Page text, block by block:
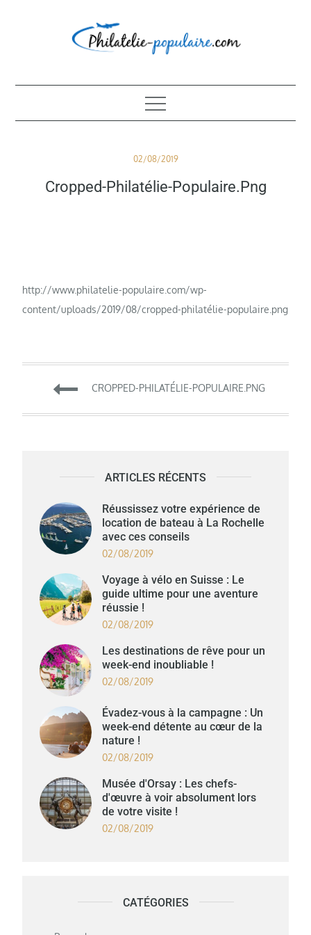
Philatélie populaire
Posted
02/08/2019
Cropped-Philatélie-Populaire.png
http://www.philatelie-populaire.com/wp-
content/uploads/2019/08/cropped-philatélie-populaire.png
Navigation
de
CROPPED-PHILATÉLIE-POPULAIRE.PNG
ARTICLES RÉCENTS
Réussissez votre expérience de
location de bateau à La Rochelle
avec ces conseils
02/08/2019
Voyage à vélo en Suisse : Le
guide ultime pour une aventure
réussie !
02/08/2019
Les destinations de rêve pour un
week-end inoubliable !
02/08/2019
Évadez-vous à la campagne : Un
week-end détente au cœur de la
nature !
02/08/2019
Musée d'Orsay : Les chefs-
d'œuvre à voir absolument lors
de votre visite !
02/08/2019
CATÉGORIES